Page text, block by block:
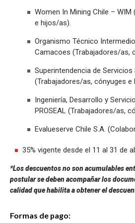
Women In Mining Chile –
e hijos/as).
Organismo Técnico
Camacoes (Trabajadores/as,
Superintendencia de Servicios
(Trabajadores/as, cónyuges e
Ingeniería, Desarrollo y
PROSEAL (Trabajadores/as,
Evalueserve Chile S.A.
35% vigente desde el 11 al 31 de
*Los descuentos no son acumulables
postular se deben acompañar los
calidad que habilita a obtener el
Formas de pago: